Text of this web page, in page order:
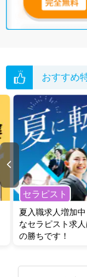
無料転職支援サービス
グした上で求人をご提
転職支援の他、情報収
い。
おすすめ
セラピスト
夏入職求人増加
なセラピスト求
の勝ちです！